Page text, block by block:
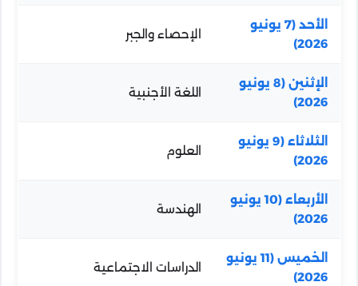
الأحد (7 يونيو
2026)
الإحصاء والجبر
الإثنين (8 يونيو
2026)
اللغة الأجنبية
الثلاثاء (9 يونيو
2026)
العلوم
الأربعاء (10 يونيو
2026)
الهندسة
الخميس (11 يونيو
2026)
الدراسات الاجتماعية